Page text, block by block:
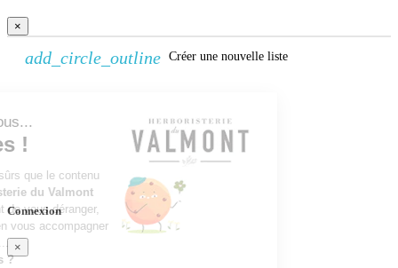
Bonjour c'est nous...
les Cookies !
On a attendu d'être sûrs que le contenu
du site de l'Herboristerie du Valmont
vous intéresse avant de vous déranger,
mais on aimerait bien vous accompagner
pendant votre visite...
C'est OK pour vous ?
×
add_circle_outline Créer une nouvelle liste
Nom de la liste d'envies
Annuler Créer une liste d'envies
Connexion
×